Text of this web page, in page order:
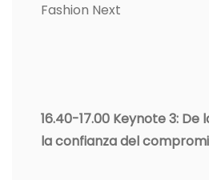
Fashion Next
16.40-17.00 Keynote 3:
la confianza del